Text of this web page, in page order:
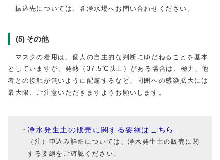
振込先については、各浄水場へお問い合わせください。
(5) その他
マスクの着用は、個人の自主的な判断にゆだねることを基本
としていますが、発熱（ 37.5℃以上）がある場合は、極力、他
者との接触が無いように配慮するなど、周囲への感染拡大には
最大限、ご注意いただきますようお願いします。
浄水発生土の販売に関する要綱はこちら
（注）申込み詳細については、浄水発生土の販売に関
する要綱をご確認ください。